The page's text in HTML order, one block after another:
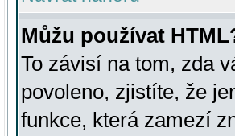
Můžu používat
To závisí na tom, zda
povoleno, zjistíte, že
funkce, která zamezí